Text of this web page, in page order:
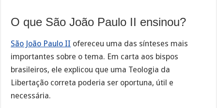
O que São João Paulo II ensinou?
São João Paulo II ofereceu uma das sínteses mais
importantes sobre o tema. Em carta aos bispos
brasileiros, ele explicou que uma Teologia da
Libertação correta poderia ser oportuna, útil e
necessária.